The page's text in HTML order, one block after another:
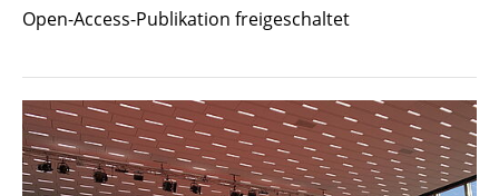
Open-Access-Publikation freigeschaltet